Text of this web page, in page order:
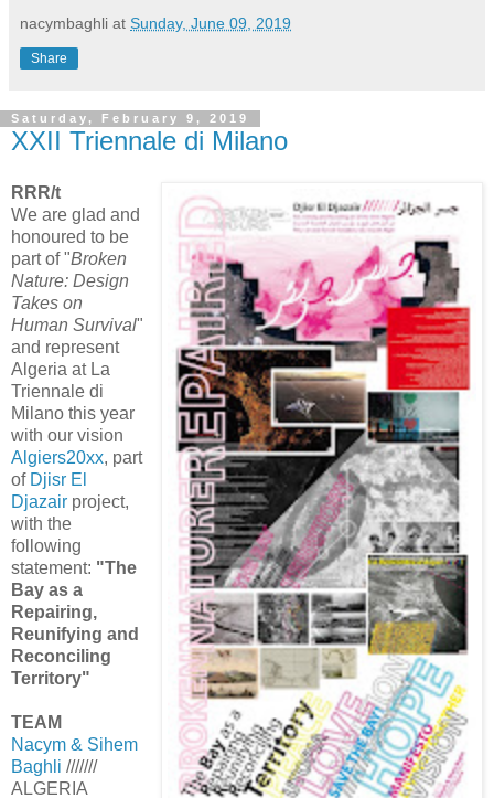
nacymbaghli at Sunday, June 09, 2019
Share
Saturday, February 9, 2019
XXII Triennale di Milano
RRR/t
We are glad and
honoured to be
part of "Broken
Nature: Design
Takes on
Human Survival"
and represent
Algeria at La
Triennale di
Milano this year
with our vision
Algiers20xx, part
of ‪Djisr El
Djazair project,
with the
following
statement: "The
Bay as a
Repairing,
Reunifying and
Reconciling
Territory"
TEAM
Nacym & Sihem
Baghli ///////
ALGERIA